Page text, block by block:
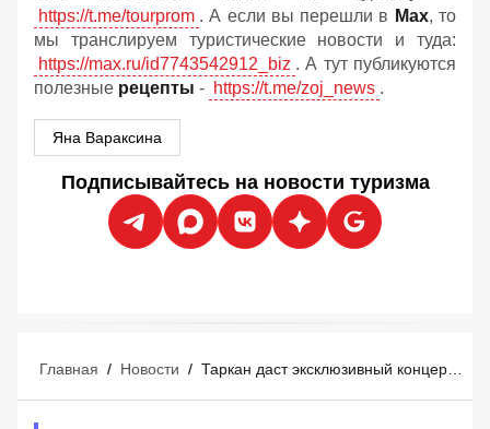
https://t.me/tourprom . А если вы перешли в Мах, то
мы транслируем туристические новости и туда:
https://max.ru/id7743542912_biz . А тут публикуются
полезные рецепты - https://t.me/zoj_news .
Яна Вараксина
Подписывайтесь на новости туризма
Главная / Новости /